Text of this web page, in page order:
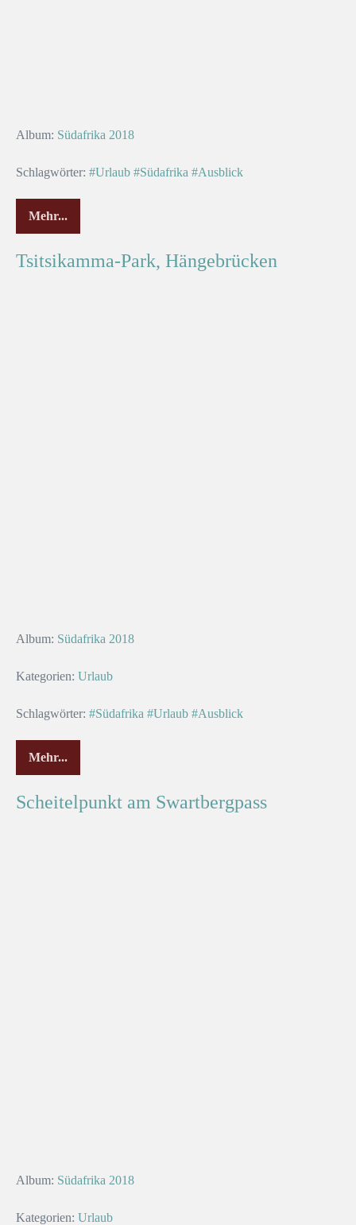
Album: Südafrika 2018
Schlagwörter: #Urlaub #Südafrika #Ausblick
Mehr...
Tsitsikamma-Park, Hängebrücken
Album: Südafrika 2018
Kategorien: Urlaub
Schlagwörter: #Südafrika #Urlaub #Ausblick
Mehr...
Scheitelpunkt am Swartbergpass
Album: Südafrika 2018
Kategorien: Urlaub